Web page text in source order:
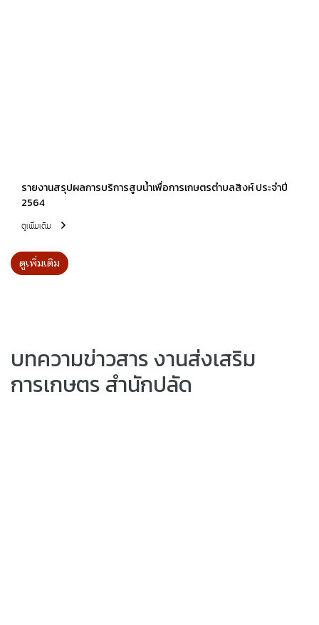
รายงานสรุปผลการบริการสูบน้ำเพื่อการเกษตรตำบลสิงห์ ประจำปี
2564
ดูเพิ่มเติม
ดูเพิ่มเติม
บทความข่าวสาร งานส่งเสริม
การเกษตร สำนักปลัด